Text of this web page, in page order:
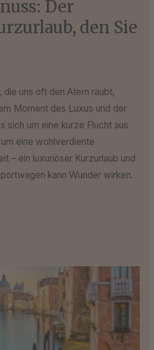
Der
den Sie
die uns oft den Atem raubt,
Moment des Luxus und der
sich um eine kurze Flucht aus
eine wohlverdiente
– ein luxuriöser Kurzurlaub und
kann Wunder wirken.